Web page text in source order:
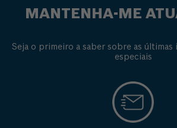
MANTENHA-ME
Seja o primeiro a saber sobre as últimas
especiais